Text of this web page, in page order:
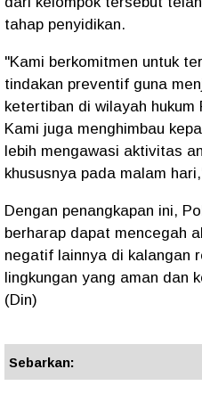
tahap penyidikan.
"Kami berkomitmen untuk
tindakan preventif guna
ketertiban di wilayah
Kami juga menghimbau
lebih mengawasi aktivitas
khususnya pada malam
Dengan penangkapan ini,
berharap dapat mencegah
negatif lainnya di kalangan
lingkungan yang aman dan
(Din)
Sebarkan: